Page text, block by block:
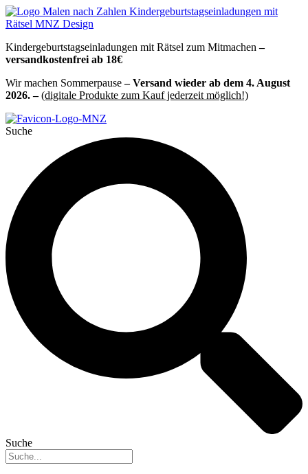
Zum
Inhalt
Kindergeburtstagseinladungen mit Rätsel zum Mitmachen–
versandkostenfrei ab 18€
Wir machen Sommerpause– Versand wieder ab dem 4. August
2026. –(digitale Produkte zum Kauf jederzeit möglich!)
Suche
Suche